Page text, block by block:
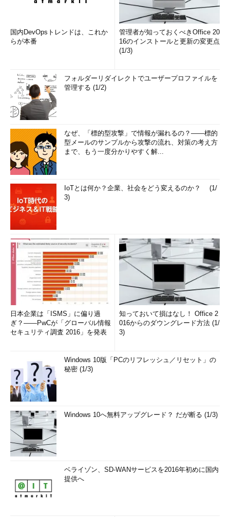
と理解しやすいだろう。顧客は必ずしも高機能なものを要求して
いるとは限らず、必要最小限の機能やスペックで十分なこともあ
る。しかし、すぐに壊れてしまっては問題である。
最後に再度、確認しておく。「品質とは成果物が要求と一致し
今回のまとめ
していることで、それ以上でもそれ以
下でもない。
品質マネジメントは、成果物自体だけ
要件定義フェイズでは、顧客の隠れた
果物を作り込むことに注力すること。
テストでまとめて問題を解消しようと
するなど問題を後の工程に持ち越さ
ず、そのフェイズの問題はそのフェイ
ズ内で発見し解消すること。
著者プロフィール
スカイライトコンサルティングシニアマネジャー。米国PMI
認定PMP。関西学院大学商学部卒業後、アンダーセンコンサ
ルティング（現アクセンチュア）を経て現職。製造業や流通業
のCRM領域において、業務改革やシステム構築のPM（プロジ
ェクトマネジメント）の実績多数。特に大規模かつ複雑な案件
を得意とする。外部からの依頼に基づき、プロジェクトの困難
な状況の立て直しにも従事、PMの重要性を痛感。現在は、同
社においてPMの活動そのものをコンサルティングの対象とす
るサービスを展開している。
国内DevOpsトレンドは、これか
らが本番
管理者が知っておくべきOffice 20
16のインストールと更新の変更点
(1/3)
フォルダーリダイレクトでユーザープロファイルを
管理する (1/2)
なぜ、「標的型攻撃」で情報が漏れるの？――標的
型メールのサンプルから攻撃の流れ、対策の考え方
まで、もう一度分かりやすく解...
IoTとは何か？企業、社会をどう変えるのか？ (1/
3)
日本企業は「ISMS」に偏り過
ぎ？――PwCが「グローバル情報
セキュリティ調査 2016」を発表
知っておいて損はなし！ Office 2
016からのダウングレード方法 (1/
3)
Windows 10版「PCのリフレッシュ／リセット」の
秘密 (1/3)
Windows 10へ無料アップグレード？ だが断る (1/3)
ベライゾン、SD-WANサービスを2016年初めに国内
提供へ